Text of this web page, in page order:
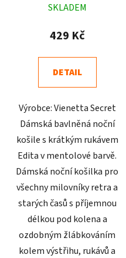
hodnocení
produktu
5,0
z
hvězdiček.
SKLADEM
429 Kč
DETAIL
Výrobce: Vienetta Secret
Dámská bavlněná noční
košile s krátkým rukávem
Edita v mentolové barvě.
Dámská noční košilka pro
všechny milovníky retra a
starých časů s příjemnou
délkou pod kolena a
ozdobným žlábkováním
kolem výstřihu, rukávů a